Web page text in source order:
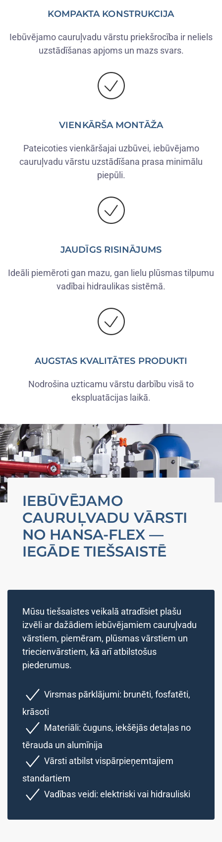
KOMPAKTA KONSTRUKCIJA
Iebūvējamo cauruļvadu vārstu priekšrocība ir neliels
uzstādīšanas apjoms un mazs svars.
VIENKĀRŠA MONTĀŽA
Pateicoties vienkāršajai uzbūvei, iebūvējamo
cauruļvadu vārstu uzstādīšana prasa minimālu
piepūli.
JAUDĪGS RISINĀJUMS
Ideāli piemēroti gan mazu, gan lielu plūsmas tilpumu
vadībai hidraulikas sistēmā.
AUGSTAS KVALITĀTES PRODUKTI
Nodrošina uzticamu vārstu darbību visā to
ekspluatācijas laikā.
IEBŪVĒJAMO
CAURUĻVADU VĀRSTI
NO HANSA-FLEX —
IEGĀDE TIEŠSAISTĒ
Mūsu tiešsaistes veikalā atradīsiet plašu
izvēli ar dažādiem iebūvējamiem cauruļvadu
vārstiem, piemēram, plūsmas vārstiem un
triecienvārstiem, kā arī atbilstošus
piederumus.
Virsmas pārklājumi: brunēti, fosfatēti,
krāsoti
Materiāli: čuguns, iekšējās detaļas no
tērauda un alumīnija
Vārsti atbilst vispārpieņemtajiem
standartiem
Vadības veidi: elektriski vai hidrauliski